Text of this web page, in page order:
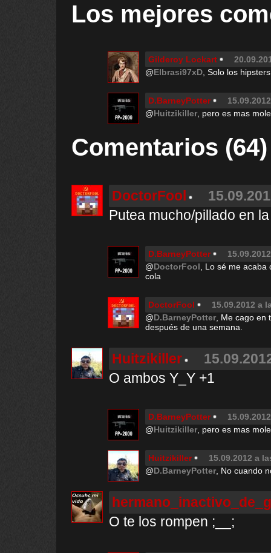
Los mejores
Gilderoy Lockart
@Elbrasi97xD , Solo los
D.BarneyPotter
@Huitzikiller , pero es mas
Comentarios (64)
DoctorFool
Putea mucho/pillado en
D.BarneyPotter
@DoctorFool , Lo sé me
cola
DoctorFool
15.09.2012 a
@D.BarneyPotter , Me cago
después de una semana.
Huitzikiller
O ambos Y_Y +1
D.BarneyPotter
@Huitzikiller , pero es mas
Huitzikiller
15.09.2012 a
@D.BarneyPotter , No cuando
O te los rompen ;__;